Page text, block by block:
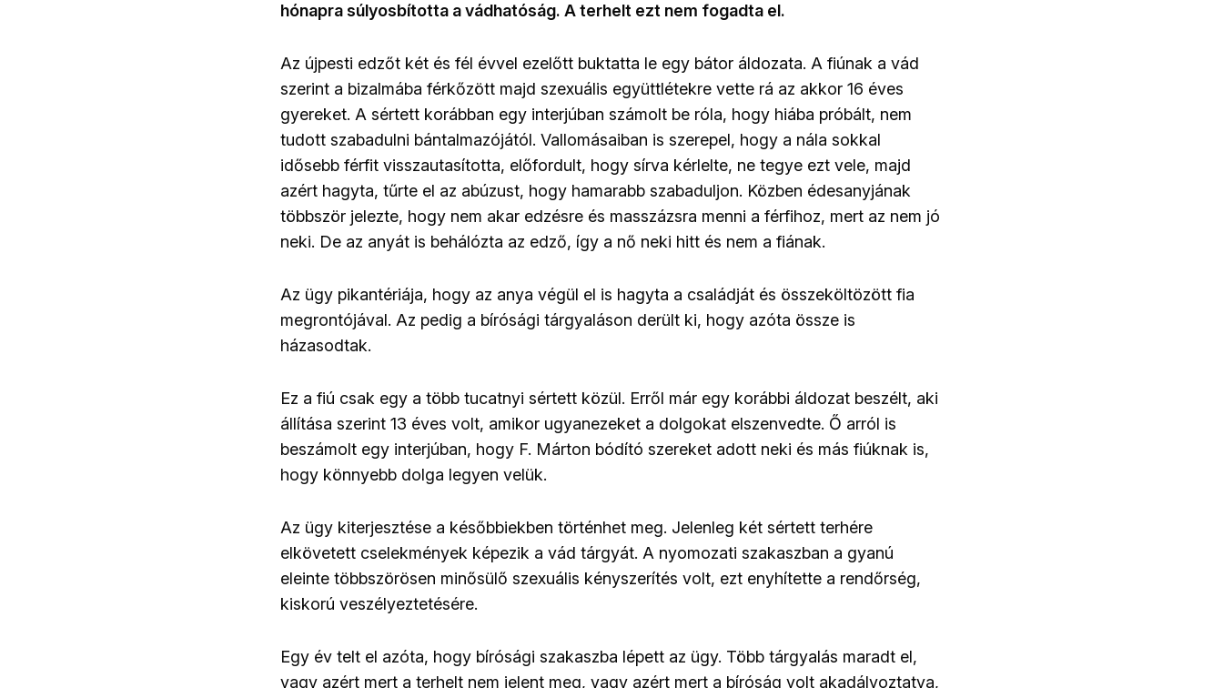
hónapra súlyosbította a vádhatóság. A terhelt ezt nem fogadta el.
Az újpesti edzőt két és fél évvel ezelőtt buktatta le egy bátor áldozata. A fiúnak a vád
szerint a bizalmába férkőzött majd szexuális együttlétekre vette rá az akkor 16 éves
gyereket. A sértett korábban egy interjúban számolt be róla, hogy hiába próbált, nem
tudott szabadulni bántalmazójától. Vallomásaiban is szerepel, hogy a nála sokkal
idősebb férfit visszautasította, előfordult, hogy sírva kérlelte, ne tegye ezt vele, majd
azért hagyta, tűrte el az abúzust, hogy hamarabb szabaduljon. Közben édesanyjának
többször jelezte, hogy nem akar edzésre és masszázsra menni a férfihoz, mert az nem jó
neki. De az anyát is behálózta az edző, így a nő neki hitt és nem a fiának.
Az ügy pikantériája, hogy az anya végül el is hagyta a családját és összeköltözött fia
megrontójával. Az pedig a bírósági tárgyaláson derült ki, hogy azóta össze is
házasodtak.
Ez a fiú csak egy a több tucatnyi sértett közül. Erről már egy korábbi áldozat beszélt, aki
állítása szerint 13 éves volt, amikor ugyanezeket a dolgokat elszenvedte. Ő arról is
beszámolt egy interjúban, hogy F. Márton bódító szereket adott neki és más fiúknak is,
hogy könnyebb dolga legyen velük.
Az ügy kiterjesztése a későbbiekben történhet meg. Jelenleg két sértett terhére
elkövetett cselekmények képezik a vád tárgyát. A nyomozati szakaszban a gyanú
eleinte többszörösen minősülő szexuális kényszerítés volt, ezt enyhítette a rendőrség,
kiskorú veszélyeztetésére.
Egy év telt el azóta, hogy bírósági szakaszba lépett az ügy. Több tárgyalás maradt el,
vagy azért mert a terhelt nem jelent meg, vagy azért mert a bíróság volt akadályoztatva,